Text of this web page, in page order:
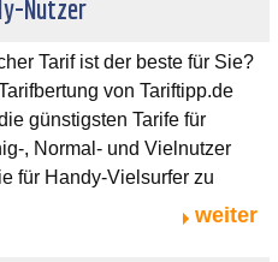
Nutzer
Tarif ist der beste für Sie?
von Tariftipp.de
günstigsten Tarife für
, Normal- und Vielnutzer
für Handy-Vielsurfer zu
weiter